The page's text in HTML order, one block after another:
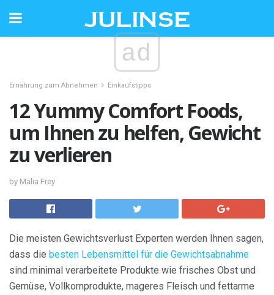
ad
Ernährung zum Abnehmen Einkaufstipps
12 Yummy Comfort Foods,
um Ihnen zu helfen, Gewicht
zu verlieren
by Malia Frey
Die meisten Gewichtsverlust Experten werden Ihnen sagen,
dass die besten Lebensmittel für die Gewichtsabnahme
sind minimal verarbeitete Produkte wie frisches Obst und
Gemüse, Vollkornprodukte, mageres Fleisch und fettarme